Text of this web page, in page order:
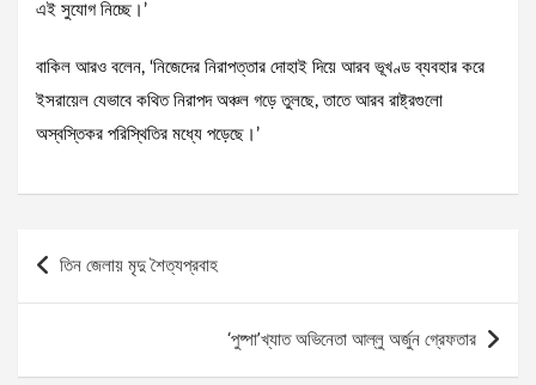
এই সুযোগ নিচ্ছে।’
বাকিল আরও বলেন, ‘নিজেদের নিরাপত্তার দোহাই দিয়ে আরব ভূখণ্ড ব্যবহার করে
ইসরায়েল যেভাবে কথিত নিরাপদ অঞ্চল গড়ে তুলছে, তাতে আরব রাষ্ট্রগুলো
অস্বস্তিকর পরিস্থিতির মধ্যে পড়েছে।’
Post
navigation
তিন জেলায় মৃদু শৈত্যপ্রবাহ
‘পুষ্পা’খ্যাত অভিনেতা আল্লু অর্জুন গ্রেফতার